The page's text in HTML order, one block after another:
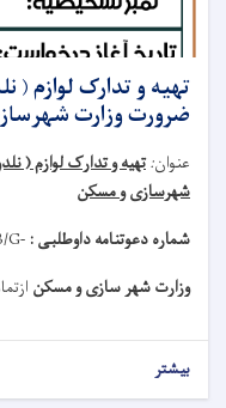
تهیه و تدارک لوازم (
ضرورت وزارت
عنوان:تهیه و تدارک لوازم (
شهرسازی و مسکن
شماره دعوتنامه داوطلبی :G-
وزارت شهر سازی و مسکن
بیشتر